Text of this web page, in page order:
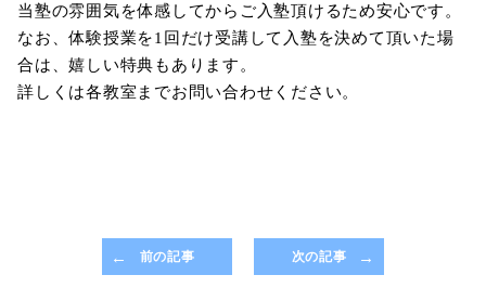
当塾の雰囲気を体感してからご入塾頂けるため安心です。
なお、体験授業を1回だけ受講して入塾を決めて頂いた場
合は、嬉しい特典もあります。
詳しくは各教室までお問い合わせください。
前の記事 次の記事